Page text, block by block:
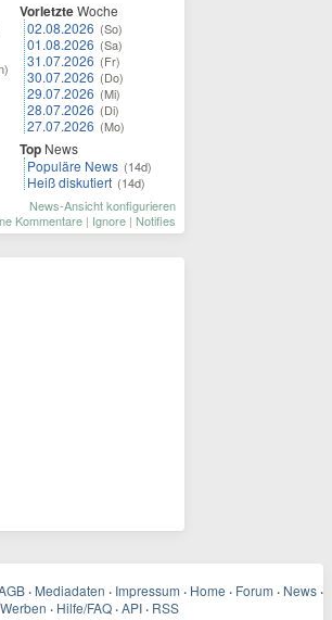
VorletzteWoche
02.08.2026 (So)
01.08.2026 (Sa)
31.07.2026 (Fr)
30.07.2026 (Do)
29.07.2026 (Mi)
28.07.2026 (Di)
27.07.2026 (Mo)
Top News
Populäre News (14d)
Heiß diskutiert (14d)
News-Ansicht konfigurieren
Kommentare | Ignore | Notifies
· Mediadaten · Impressum · Home · Forum · News ·
Werben · Hilfe/FAQ · API · RSS